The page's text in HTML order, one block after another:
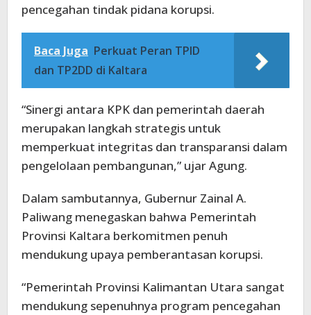
pencegahan tindak pidana korupsi.
Baca Juga Perkuat Peran TPID
dan TP2DD di Kaltara
“Sinergi antara KPK dan pemerintah daerah
merupakan langkah strategis untuk
memperkuat integritas dan transparansi dalam
pengelolaan pembangunan,” ujar Agung.
Dalam sambutannya, Gubernur Zainal A.
Paliwang menegaskan bahwa Pemerintah
Provinsi Kaltara berkomitmen penuh
mendukung upaya pemberantasan korupsi.
“Pemerintah Provinsi Kalimantan Utara sangat
mendukung sepenuhnya program pencegahan